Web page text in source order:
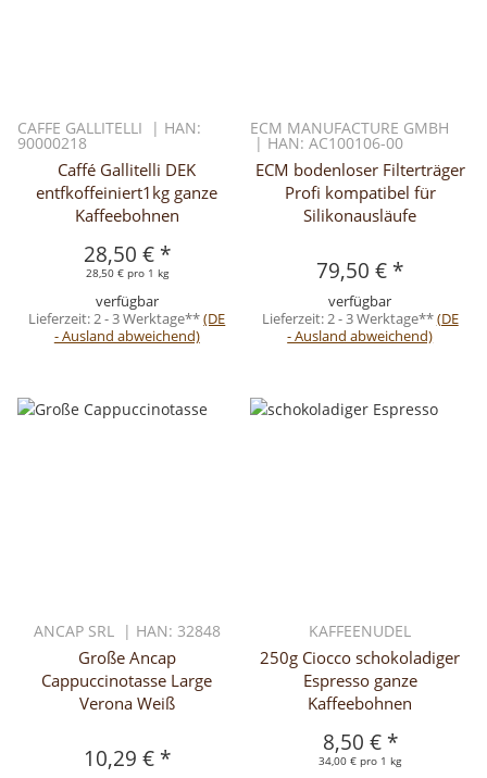
CAFFE GALLITELLI | HAN:
90000218
Caffé Gallitelli DEK
entfkoffeiniert1kg ganze
Kaffeebohnen
28,50 € *
28,50 € pro 1 kg
verfügbar
Lieferzeit:2 - 3 Werktage**(DE
- Ausland abweichend)
ECM MANUFACTURE GMBH
| HAN: AC100106-00
ECM bodenloser Filterträger
Profi kompatibel für
Silikonausläufe
79,50 € *
verfügbar
Lieferzeit:2 - 3 Werktage**(DE
- Ausland abweichend)
ANCAP SRL | HAN: 32848
Große Ancap
Cappuccinotasse Large
Verona Weiß
10,29 € *
KAFFEENUDEL
250g Ciocco schokoladiger
Espresso ganze
Kaffeebohnen
8,50 € *
34,00 € pro 1 kg